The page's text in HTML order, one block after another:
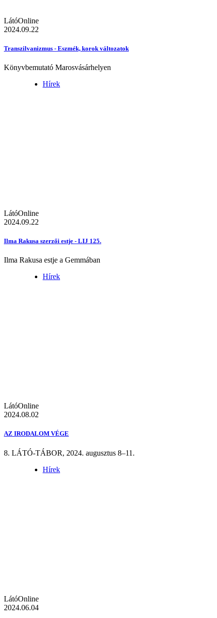
LátóOnline
2024.09.22
Transzilvanizmus - Eszmék, korok változatok
Könyvbemutató Marosvásárhelyen
Hírek
LátóOnline
2024.09.22
Ilma Rakusa szerzői estje - LIJ 125.
Ilma Rakusa estje a Gemmában
Hírek
LátóOnline
2024.08.02
AZ IRODALOM VÉGE
8. LÁTÓ-TÁBOR, 2024. augusztus 8–11.
Hírek
LátóOnline
2024.06.04